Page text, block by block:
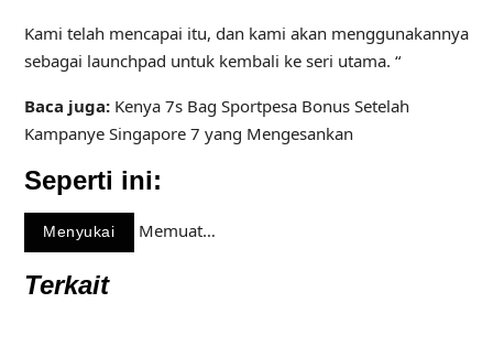
Kami telah mencapai itu, dan kami akan menggunakannya
sebagai launchpad untuk kembali ke seri utama. “
Baca juga: Kenya 7s Bag Sportpesa Bonus Setelah
Kampanye Singapore 7 yang Mengesankan
Seperti ini:
Menyukai Memuat…
Terkait